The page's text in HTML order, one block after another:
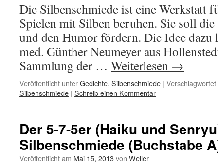
Die Silbenschmiede ist eine Werkstatt
Spielen mit Silben beruhen. Sie soll
und den Humor fördern. Die Idee dazu
med. Günther Neumeyer aus
Sammlung der … Weiterlesen →
Veröffentlicht unterGedichte, Silbenschmiede | Verschlagwortet
Silbenschmiede | Schreib einen Kommentar
Der 5-7-5er (Haiku und
Silbenschmiede (Buchstabe
Veröffentlicht am Mai 15, 2013von Weller